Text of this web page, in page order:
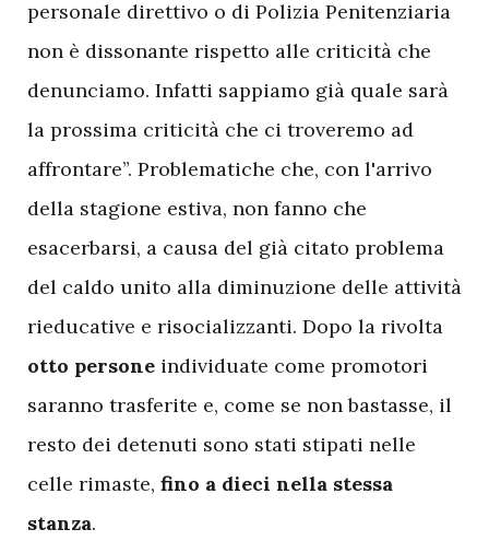
personale direttivo o di Polizia Penitenziaria
non è dissonante rispetto alle criticità che
denunciamo. Infatti sappiamo già quale sarà
la prossima criticità che ci troveremo ad
affrontare”. Problematiche che, con l'arrivo
della stagione estiva, non fanno che
esacerbarsi, a causa del già citato problema
del caldo unito alla diminuzione delle attività
rieducative e risocializzanti. Dopo la rivolta
otto persone individuate come promotori
saranno trasferite e, come se non bastasse, il
resto dei detenuti sono stati stipati nelle
celle rimaste, fino a dieci nella stessa
stanza.